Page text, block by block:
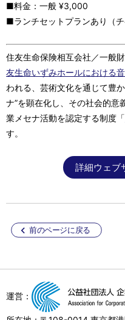
■料金：一般 ¥3,000
■ランチセットプランあり（
住友生命保険相互会社／一般
友生命いずみホールにおける
われる、芸術文化を通じて豊
ナ”を顕在化し、その社会的意
業メセナ活動を認定する制度「
す。
詳細ウェブ
前のページに戻る
運営：